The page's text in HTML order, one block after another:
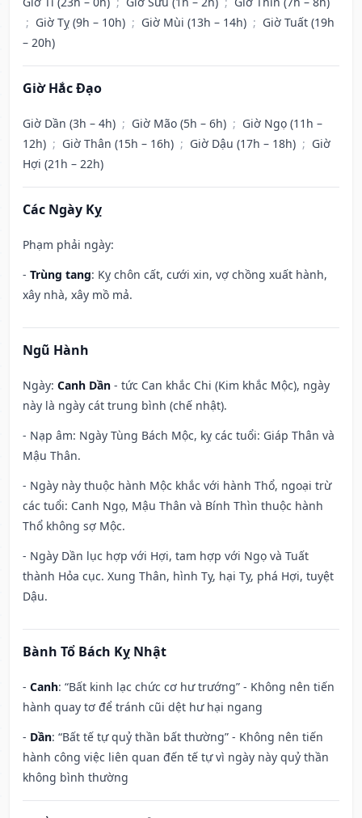
; Giờ Tỵ (9h – 10h) ; Giờ Mùi (13h – 14h) ; Giờ Tuất (19h
– 20h)
Giờ Hắc Đạo
Giờ Dần (3h – 4h) ; Giờ Mão (5h – 6h) ; Giờ Ngọ (11h –
12h) ; Giờ Thân (15h – 16h) ; Giờ Dậu (17h – 18h) ; Giờ
Hợi (21h – 22h)
Các Ngày Kỵ
Phạm phải ngày:
- Trùng tang: Kỵ chôn cất, cưới xin, vợ chồng xuất hành,
xây nhà, xây mồ mả.
Ngũ Hành
Ngày: Canh Dần - tức Can khắc Chi (Kim khắc Mộc), ngày
này là ngày cát trung bình (chế nhật).
- Nạp âm: Ngày Tùng Bách Mộc, kỵ các tuổi: Giáp Thân và
Mậu Thân.
- Ngày này thuộc hành Mộc khắc với hành Thổ, ngoại trừ
các tuổi: Canh Ngọ, Mậu Thân và Bính Thìn thuộc hành
Thổ không sợ Mộc.
- Ngày Dần lục hợp với Hợi, tam hợp với Ngọ và Tuất
thành Hỏa cục. Xung Thân, hình Tỵ, hại Tỵ, phá Hợi, tuyệt
Dậu.
Bành Tổ Bách Kỵ Nhật
- Canh: “Bất kinh lạc chức cơ hư trướng” - Không nên tiến
hành quay tơ để tránh cũi dệt hư hại ngang
- Dần: “Bất tế tự quỷ thần bất thường” - Không nên tiến
hành công việc liên quan đến tế tự vì ngày này quỷ thần
không bình thường